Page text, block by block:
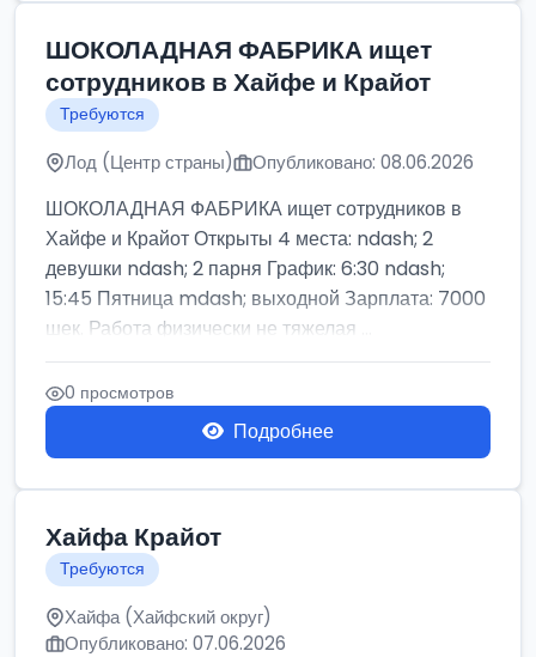
ШОКОЛАДНАЯ ФАБРИКА ищет
сотрудников в Хайфе и Крайот
Требуются
Лод (Центр страны) Опубликовано: 08.06.2026
ШОКОЛАДНАЯ ФАБРИКА ищет сотрудников в
Хайфе и Крайот Открыты 4 места: ndash; 2
девушки ndash; 2 парня График: 6:30 ndash;
15:45 Пятница mdash; выходной Зарплата: 7000
шек. Работа физически не тяжелая ...
0 просмотров
Подробнее
Хайфа Крайот
Требуются
Хайфа (Хайфский округ)
Опубликовано: 07.06.2026